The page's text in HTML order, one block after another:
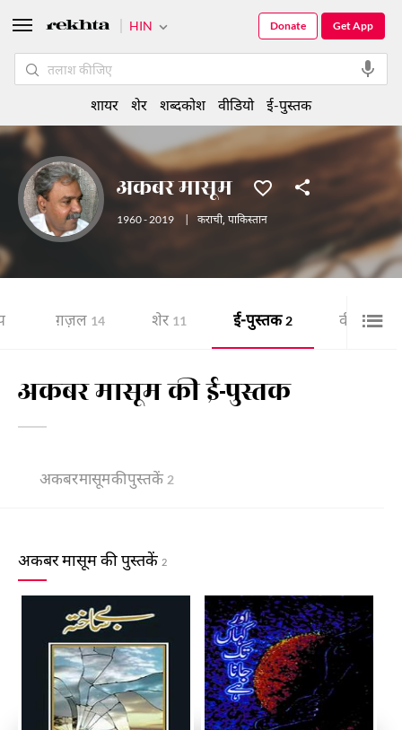
अकबर मासूम
1960 - 2019 कराची, पाकिस्तान
ग़ज़ल 14 शेर 11 ई-पुस्तक 2 वीडियो 4
अकबर मासूम की ई-पुस्तक
अकबर मासूम की पुस्तकें 2
अकबर मासूम की पुस्तकें 2
HIN Get App
Donate
शायर शेर शब्दकोश वीडियो ई-पुस्तक